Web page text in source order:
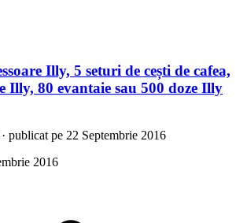
Illy, 5 seturi de cești de cafea,
Illy, 80 evantaie sau 500 doze Illy
· publicat pe 22 Septembrie 2016
2016